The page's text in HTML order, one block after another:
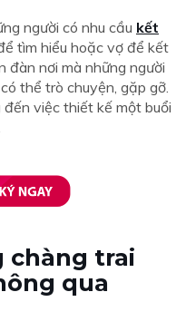
người có nhu cầu kết
tìm hiểu hoặc vợ để kết
đàn nơi mà những người
thể trò chuyện, gặp gỡ.
việc thiết kế một buổi
chàng trai
qua